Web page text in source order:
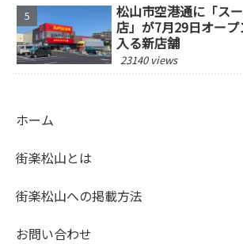
松山市空港通に「ス
店」が7月29日オー
入る新店舗
23140 views
ホーム
街楽松山とは
街楽松山への掲載方法
お問い合わせ